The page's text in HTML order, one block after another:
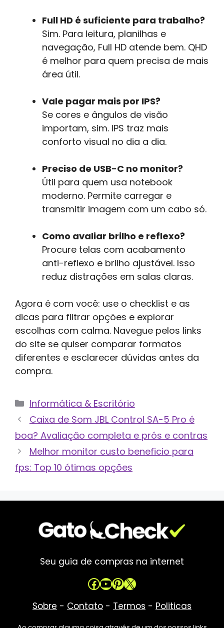
Full HD é suficiente para trabalho?
Sim. Para leitura, planilhas e
navegação, Full HD atende bem. QHD
é melhor para quem precisa de mais
área útil.
Vale pagar mais por IPS?
Se cores e ângulos de visão
importam, sim. IPS traz mais
conforto visual no dia a dia.
Preciso de USB-C no monitor?
Útil para quem usa notebook
moderno. Permite carregar e
transmitir imagem com um cabo só.
Como avaliar brilho e reflexo?
Procure telas com acabamento
anti-reflexo e brilho ajustável. Isso
reduz distrações em salas claras.
Agora é com você: use o checklist e as
dicas para filtrar opções e explorar
escolhas com calma. Navegue pelos links
do site se quiser comparar formatos
diferentes e esclarecer dúvidas antes da
compra.
Categorias
Informática & Escritório
Caixa de Som JBL Control SA-5 Pro é
boa? Avaliação completa e prós e contras
Melhor monitor custo beneficio para
fps: Top 10 ótimas opções
Seu guia de compras na internet
Facebook
Youtube
Pinterest
X
Sobre - Contato - Termos - Politicas